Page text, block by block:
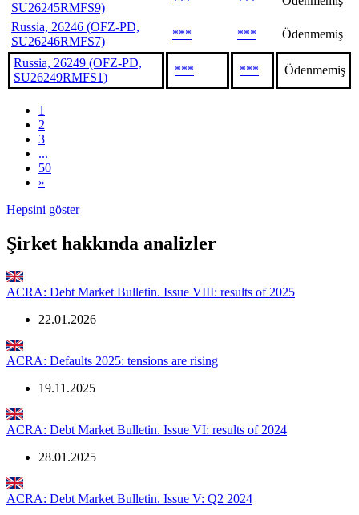
SU26245RMFS9)
Russia, 26246 (OFZ-PD,
SU26246RMFS7)
*** *** Ödenmemiş
Russia, 26249 (OFZ-PD,
SU26249RMFS1)
*** *** Ödenmemiş
1
2
3
...
50
»
Hepsini göster
Şirket hakkında analizler
ACRA: Debt Market Bulletin. Issue VIII: results of 2025
22.01.2026
ACRA: Defaults 2025: tensions are rising
19.11.2025
ACRA: Debt Market Bulletin. Issue VI: results of 2024
28.01.2025
ACRA: Debt Market Bulletin. Issue V: Q2 2024